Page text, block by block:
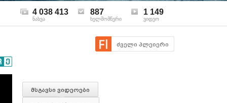
4 038 413
ნახვა
887
ხელმომწერი
1 149
ვიდეო
ძველი პლეიერი
მსგავსი ვიდეოები